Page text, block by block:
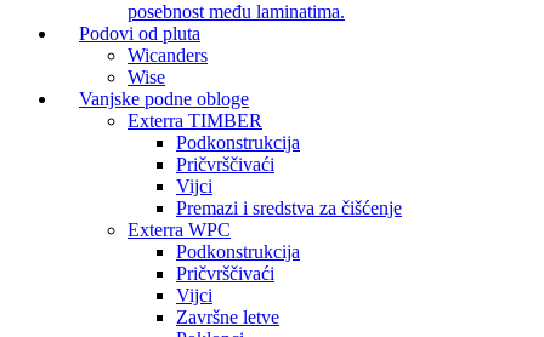
posebnost među laminatima.
Podovi od pluta
Wicanders
Wise
Vanjske podne obloge
Exterra TIMBER
Podkonstrukcija
Pričvrščivaći
Vijci
Premazi i sredstva za čišćenje
Exterra WPC
Podkonstrukcija
Pričvrščivaći
Vijci
Završne letve